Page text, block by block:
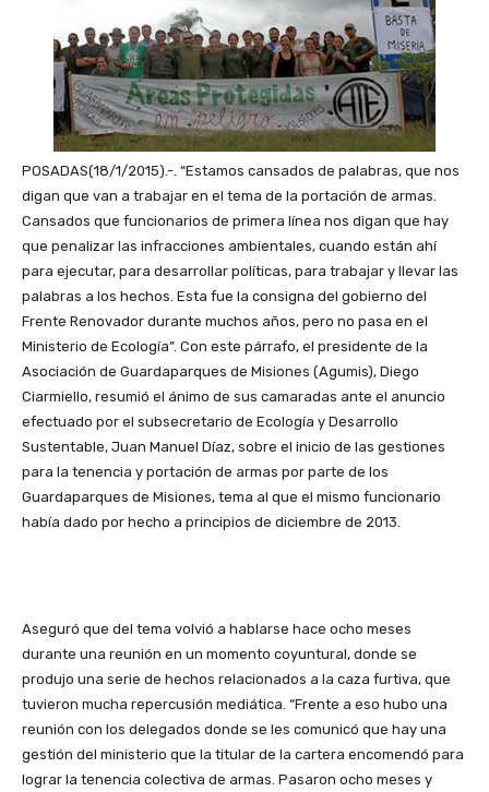
POSADAS(18/1/2015).-. “Estamos cansados de palabras, que nos
digan que van a trabajar en el tema de la portación de armas.
Cansados que funcionarios de primera línea nos digan que hay
que penalizar las infracciones ambientales, cuando están ahí
para ejecutar, para desarrollar políticas, para trabajar y llevar las
palabras a los hechos. Esta fue la consigna del gobierno del
Frente Renovador durante muchos años, pero no pasa en el
Ministerio de Ecología”. Con este párrafo, el presidente de la
Asociación de Guardaparques de Misiones (Agumis), Diego
Ciarmiello, resumió el ánimo de sus camaradas ante el anuncio
efectuado por el subsecretario de Ecología y Desarrollo
Sustentable, Juan Manuel Díaz, sobre el inicio de las gestiones
para la tenencia y portación de armas por parte de los
Guardaparques de Misiones, tema al que el mismo funcionario
había dado por hecho a principios de diciembre de 2013.
Aseguró que del tema volvió a hablarse hace ocho meses
durante una reunión en un momento coyuntural, donde se
produjo una serie de hechos relacionados a la caza furtiva, que
tuvieron mucha repercusión mediática. “Frente a eso hubo una
reunión con los delegados donde se les comunicó que hay una
gestión del ministerio que la titular de la cartera encomendó para
lograr la tenencia colectiva de armas. Pasaron ocho meses y